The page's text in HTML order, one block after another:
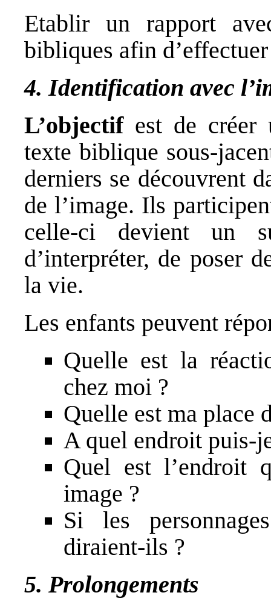
Etablir un rapport
bibliques afin
4. Identification avec
L’objectif est de créer
texte biblique sous-
derniers se découvrent
de l’image. Ils
celle-ci devient un
d’interpréter, de poser
la vie.
Les enfants peuvent
Quelle est la
chez moi ?
Quelle est ma place
A quel endroit puis-
Quel est l’endroit
image ?
Si les
diraient-ils ?
5. Prolongements